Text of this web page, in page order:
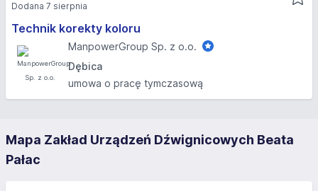
Technik korekty koloru
ManpowerGroup Sp. z o.o.
Dębica
umowa o pracę tymczasową
Dodana 7 sierpnia
Mapa Zakład Urządzeń Dźwignicowych Beata
Pałac